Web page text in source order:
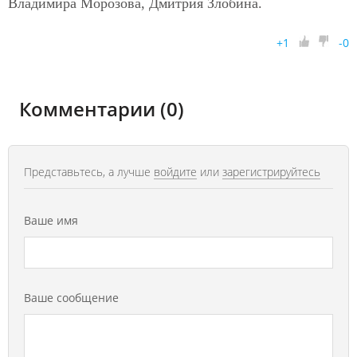
+1 -0
Комментарии (0)
Представьтесь, а лучше войдите или зарегистрируйтесь
Ваше имя
Ваше сообщение